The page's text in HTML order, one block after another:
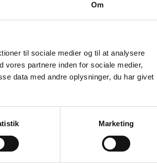
Om
til sociale medier og til at analysere
vores partnere inden for sociale medier,
data med andre oplysninger, du har givet
Marketing